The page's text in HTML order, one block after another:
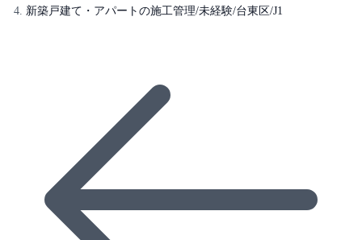
新築戸建て・アパートの施工管理/未経験/台東区/J1